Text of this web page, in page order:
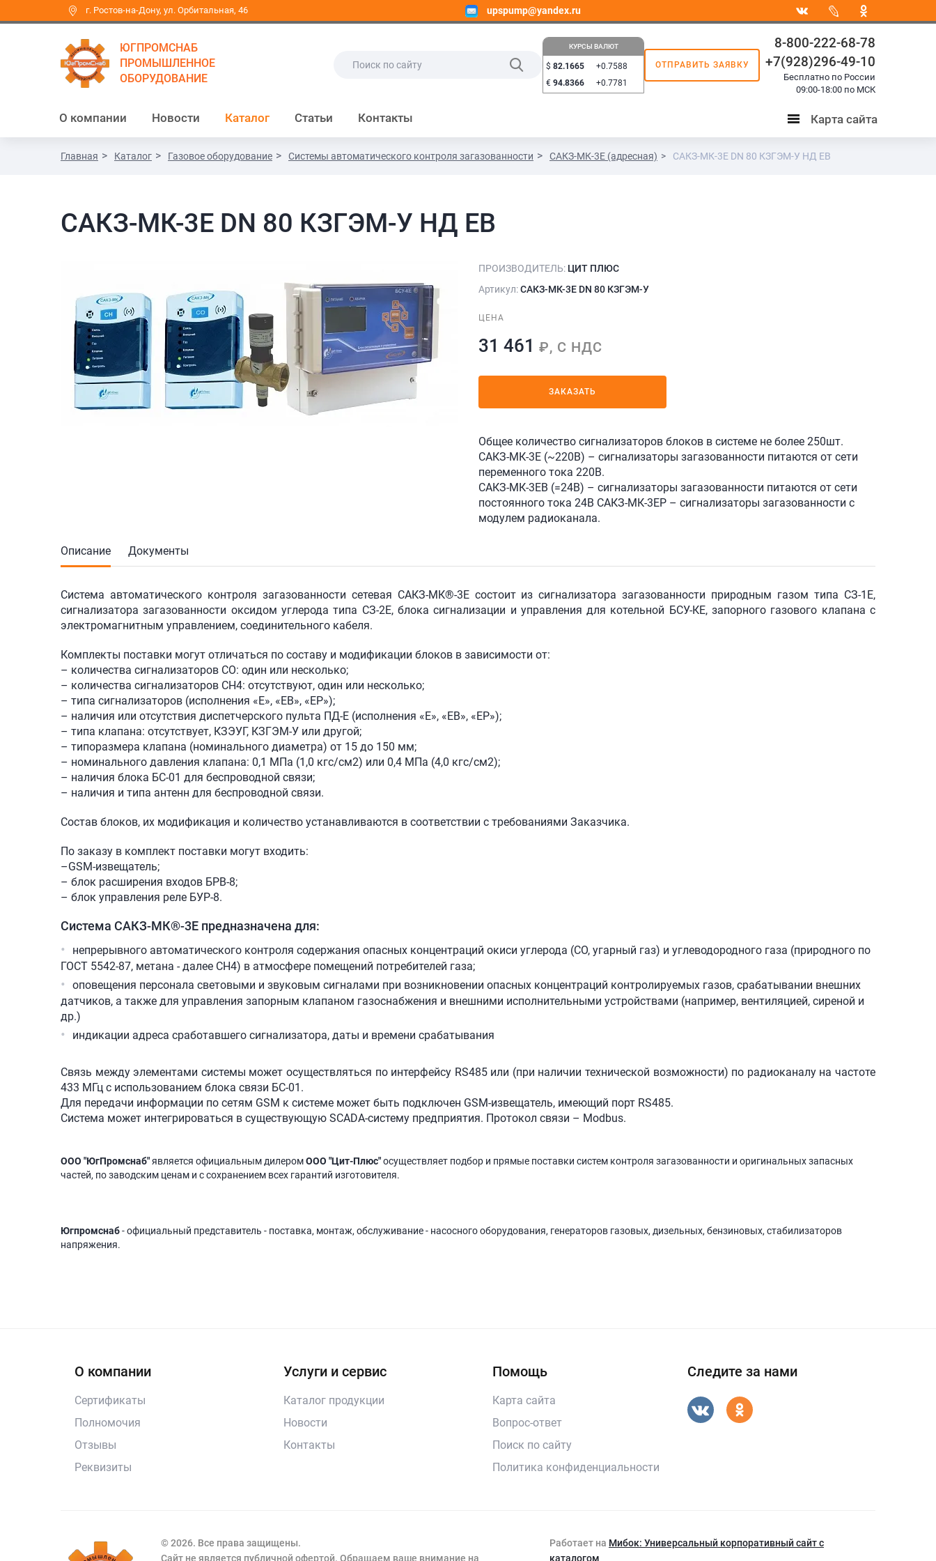
г. Ростов-на-Дону, ул. Орбитальная, 46 upspump@yandex.ru
ЮГПРОМСНАБ
ПРОМЫШЛЕННОЕ
ОБОРУДОВАНИЕ
КУРСЫ ВАЛЮТ
$ 82.1665
€ 94.8366
+0.7588
+0.7781
ОТПРАВИТЬ ЗАЯВКУ
8-800-222-68-78
+7(928)296-49-10
Бесплатно по России
09:00-18:00 по МСК
О компании Новости Каталог Статьи Контакты
Карта
сайта
Карта сайта
Главная Каталог Газовое оборудование Системы автоматического контроля загазованности САКЗ-МК-3Е (адресная) САКЗ-МК-3Е DN 80 КЗГЭМ-У НД ЕВ
САКЗ-МК-3Е DN 80 КЗГЭМ-У НД ЕВ
ПРОИЗВОДИТЕЛЬ: ЦИТ ПЛЮС
Артикул:САКЗ-МК-3Е DN 80 КЗГЭМ-У
ЦЕНА
31 461 ₽, С НДС
ЗАКАЗАТЬ
Общее количество сигнализаторов блоков в системе не более 250шт.
САКЗ-МК-3Е (~220В) – сигнализаторы загазованности питаются от сети
переменного тока 220В.
САКЗ-МК-3ЕВ (=24В) – сигнализаторы загазованности питаются от сети
постоянного тока 24В САКЗ-МК-3ЕР – сигнализаторы загазованности с
модулем радиоканала.
Описание Документы
Система автоматического контроля загазованности сетевая САКЗ-МК®-3Е состоит из сигнализатора загазованности природным газом типа СЗ-1Е,
сигнализатора загазованности оксидом углерода типа СЗ-2Е, блока сигнализации и управления для котельной БСУ-КЕ, запорного газового клапана с
электромагнитным управлением, соединительного кабеля.
Комплекты поставки могут отличаться по составу и модификации блоков в зависимости от:
– количества сигнализаторов СО: один или несколько;
– количества сигнализаторов СН4: отсутствуют, один или несколько;
– типа сигнализаторов (исполнения «Е», «ЕВ», «ЕР»);
– наличия или отсутствия диспетчерского пульта ПД-Е (исполнения «Е», «ЕВ», «ЕР»);
– типа клапана: отсутствует, КЗЭУГ, КЗГЭМ-У или другой;
– типоразмера клапана (номинального диаметра) от 15 до 150 мм;
– номинального давления клапана: 0,1 МПа (1,0 кгс/см2) или 0,4 МПа (4,0 кгс/см2);
– наличия блока БС-01 для беспроводной связи;
– наличия и типа антенн для беспроводной связи.
Состав блоков, их модификация и количество устанавливаются в соответствии с требованиями Заказчика.
По заказу в комплект поставки могут входить:
–GSM-извещатель;
– блок расширения входов БРВ-8;
– блок управления реле БУР-8.
Система САКЗ-МК®-3Е предназначена для:
непрерывного автоматического контроля содержания опасных концентраций окиси углерода (СО, угарный газ) и углеводородного газа (природного по
ГОСТ 5542-87, метана - далее СН4) в атмосфере помещений потребителей газа;
оповещения персонала световыми и звуковым сигналами при возникновении опасных концентраций контролируемых газов, срабатывании внешних
датчиков, а также для управления запорным клапаном газоснабжения и внешними исполнительными устройствами (например, вентиляцией, сиреной и
др.)
индикации адреса сработавшего сигнализатора, даты и времени срабатывания
Связь между элементами системы может осуществляться по интерфейсу RS485 или (при наличии технической возможности) по радиоканалу на частоте
433 МГц с использованием блока связи БС-01.
Для передачи информации по сетям GSM к системе может быть подключен GSM-извещатель, имеющий порт RS485.
Система может интегрироваться в существующую SCADA-систему предприятия. Протокол связи – Modbus.
ООО "ЮгПромснаб"является официальным дилеромООО "Цит-Плюс"осуществляет подбор и прямые поставки систем контроля загазованности и оригинальных запасных
частей, по заводским ценам и с сохранением всех гарантий изготовителя.
Югпромснаб- официальный представитель - поставка, монтаж, обслуживание - насосного оборудования, генераторов газовых, дизельных, бензиновых, стабилизаторов
напряжения.
О компании
Сертификаты
Полномочия
Отзывы
Реквизиты
Услуги и сервис
Каталог продукции
Новости
Контакты
Помощь
Карта сайта
Вопрос-ответ
Поиск по сайту
Политика конфиденциальности
Следите за нами
© 2026. Все права защищены.
Сайт не является публичной офертой. Обращаем ваше внимание на
Работает на Мибок: Универсальный корпоративный сайт с
каталогом